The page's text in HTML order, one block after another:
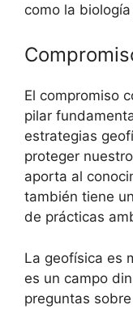
como la
El compromiso
pilar
estrategias
proteger
aporta al
también tiene
de prácticas
La geofísica es
es un campo
preguntas